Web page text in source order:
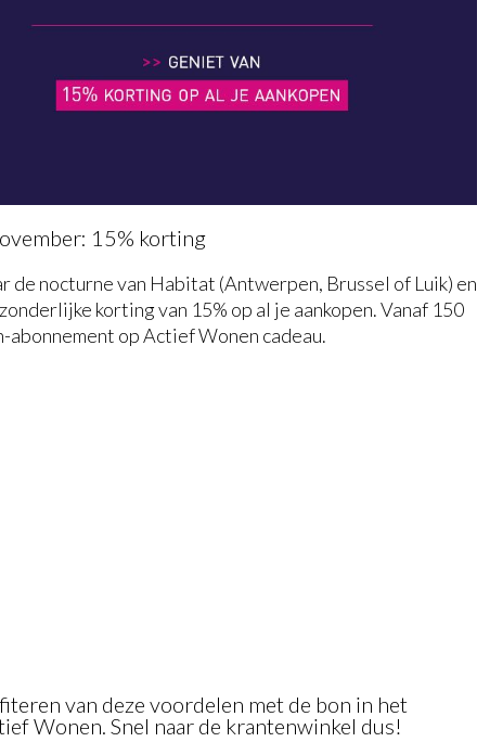
15% korting
de nocturne van Habitat (Antwerpen, Brussel of Luik) en
korting van 15% op al je aankopen. Vanaf 150
abonnement op Actief Wonen cadeau.
van deze voordelen met de bon in het
Wonen. Snel naar de krantenwinkel dus!